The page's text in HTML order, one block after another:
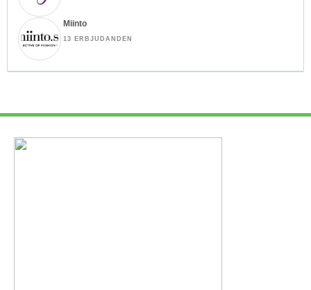
Miinto
13 ERBJUDANDEN